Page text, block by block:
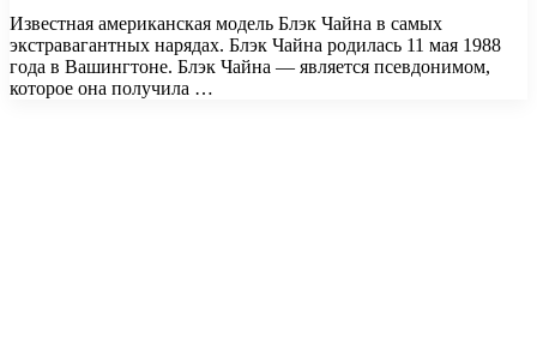
Известная американская модель Блэк Чайна в самых
экстравагантных нарядах. Блэк Чайна родилась 11 мая 1988
года в Вашингтоне. Блэк Чайна — является псевдонимом,
которое она получила …